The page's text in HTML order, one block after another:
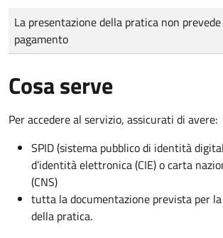
Tipo di pagamento
Importo
La presentazione della pratica non
pagamento
Cosa serve
Per accedere al servizio, assicurati di avere:
SPID (sistema pubblico di identità
d’identità elettronica (CIE) o carta
(CNS)
tutta la documentazione prevista per
della pratica.